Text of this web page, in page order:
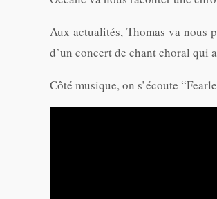
Aux actualités, Thomas va nous
d’un concert de chant choral
Côté musique, on s’écoute